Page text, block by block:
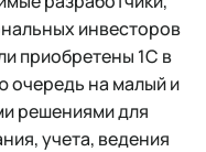
инвесторов
приобретены 1С в
очередь на малый и
решениями для
учета, ведения